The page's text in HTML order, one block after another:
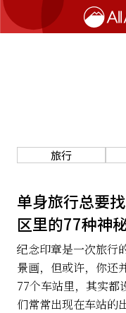
旅行
美食
文化
热点
生活
旅行
单身旅行总要
区里的77种神
纪念印章是一次旅行
景画，但或许，你还
77个车站里，其实都
们常常出现在车站的